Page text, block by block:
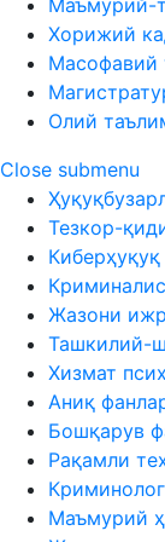
Маъмурий-
Хорижий
Масофавий
Олий
Close submenu
Тезкор-
Жазони
Ташкилий-
Хизмат
Аниқ
Бошқарув
Рақамли
Маъмурий